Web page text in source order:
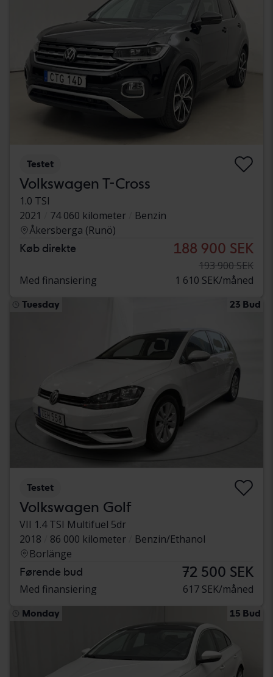
Testet
Volkswagen T-Cross
1.0 TSI
2021
74 060 kilometer
Benzin
Åkersberga (Runö)
Køb direkte 188 900 SEK
193 900 SEK
Med finansiering
1 610 SEK/måned
Tuesday 23 Bud
Testet
Volkswagen Golf
VII 1.4 TSI Multifuel 5dr
2018
86 000 kilometer
Benzin/Ethanol
Borlänge
Førende bud 72 500 SEK
Med finansiering 617 SEK/måned
Monday 15 Bud